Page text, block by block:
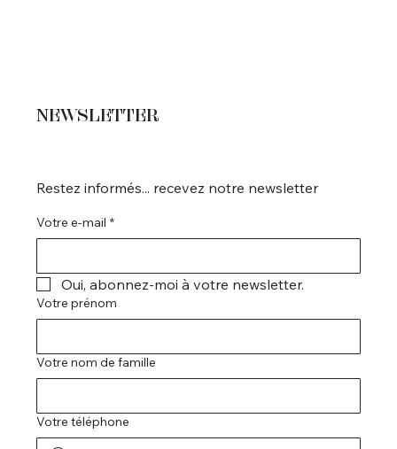
Restez informés... recevez notre newsletter
Votre e-mail *
Oui, abonnez-moi à votre newsletter.
Votre prénom
Votre nom de famille
Votre téléphone
NEWSLETTER